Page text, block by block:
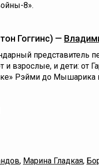
8».
Гоггинс) —
представитель
и взрослые, и дети: от
Рэйми до Мышарика
, Марина Гладкая,